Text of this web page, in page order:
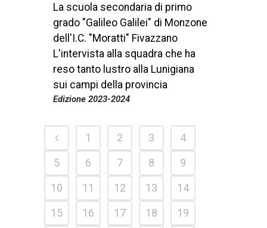
La scuola secondaria di primo
grado "Galileo Galilei" di Monzone
dell'I.C. "Moratti" Fivazzano
L'intervista alla squadra che ha
reso tanto lustro alla Lunigiana
sui campi della provincia
Edizione 2023-2024
1 2 3
4
5
6 7 8
9
10
11 12 13
14
15
16 17 18
19